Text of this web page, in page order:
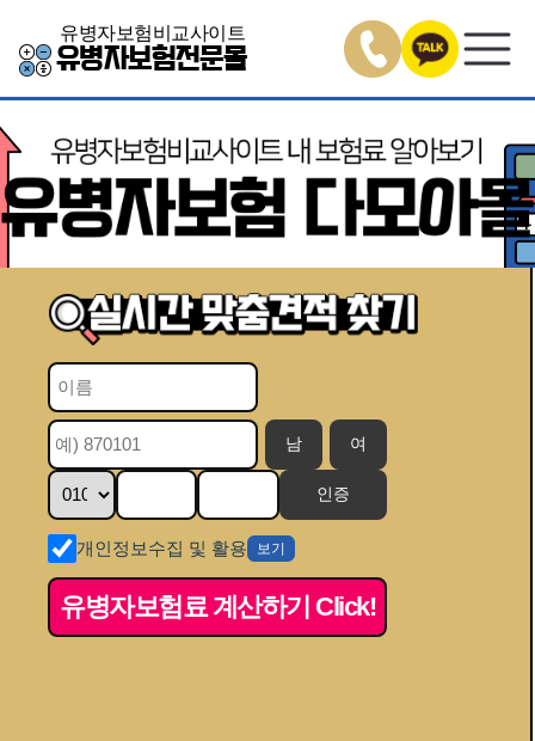
유병자보험비교사이트
유병자보험전문몰
남 여
인증
개인정보수집 및 활용 보기
유병자보험료 계산하기 Click!